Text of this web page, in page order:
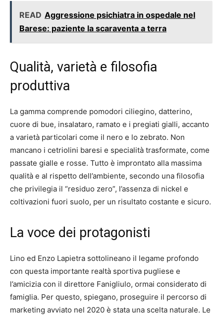
READ Aggressione psichiatra in ospedale nel
Barese: paziente la scaraventa a terra
Qualità, varietà e filosofia
produttiva
La gamma comprende pomodori ciliegino, datterino,
cuore di bue, insalataro, ramato e i pregiati gialli, accanto
a varietà particolari come il nero e lo zebrato. Non
mancano i cetriolini baresi e specialità trasformate, come
passate gialle e rosse. Tutto è improntato alla massima
qualità e al rispetto dell’ambiente, secondo una filosofia
che privilegia il “residuo zero”, l’assenza di nickel e
coltivazioni fuori suolo, per un risultato costante e sicuro.
La voce dei protagonisti
Lino ed Enzo Lapietra sottolineano il legame profondo
con questa importante realtà sportiva pugliese e
l’amicizia con il direttore Fanigliulo, ormai considerato di
famiglia. Per questo, spiegano, proseguire il percorso di
marketing avviato nel 2020 è stata una scelta naturale. Le